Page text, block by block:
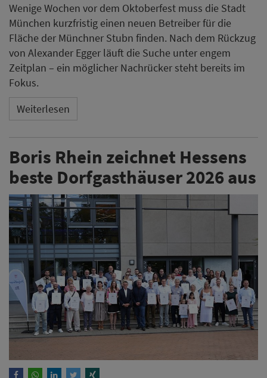
Wenige Wochen vor dem Oktoberfest muss die Stadt
München kurzfristig einen neuen Betreiber für die
Fläche der Münchner Stubn finden. Nach dem Rückzug
von Alexander Egger läuft die Suche unter engem
Zeitplan – ein möglicher Nachrücker steht bereits im
Fokus.
Weiterlesen
Boris Rhein zeichnet Hessens
beste Dorfgasthäuser 2026 aus